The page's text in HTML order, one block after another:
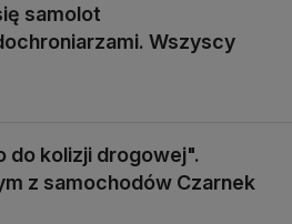
samolot
Wszyscy
do kolizji drogowej".
z samochodów Czarnek